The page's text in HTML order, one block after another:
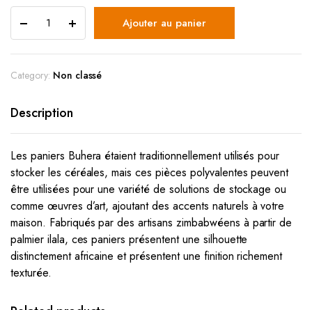
Ajouter au panier
Category: Non classé
Description
Les paniers Buhera étaient traditionnellement utilisés pour
stocker les céréales, mais ces pièces polyvalentes peuvent
être utilisées pour une variété de solutions de stockage ou
comme œuvres d’art, ajoutant des accents naturels à votre
maison. Fabriqués par des artisans zimbabwéens à partir de
palmier ilala, ces paniers présentent une silhouette
distinctement africaine et présentent une finition richement
texturée.